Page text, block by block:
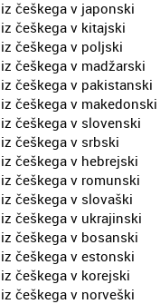
češkega v japonski
češkega v kitajski
češkega v poljski
češkega v madžarski
češkega v pakistanski
češkega v makedonski
češkega v slovenski
češkega v srbski
češkega v hebrejski
češkega v romunski
češkega v slovaški
češkega v ukrajinski
češkega v bosanski
češkega v estonski
češkega v korejski
češkega v norveški